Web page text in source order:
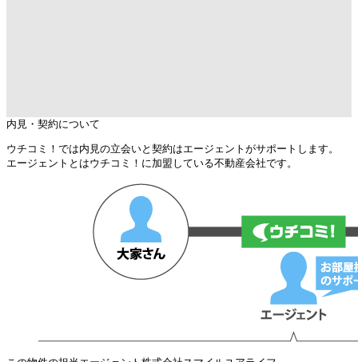
内見・契約について
ウチコミ！では内見の立会いと契約はエージェントがサポートします。
エージェントとはウチコミ！に加盟している不動産会社です。